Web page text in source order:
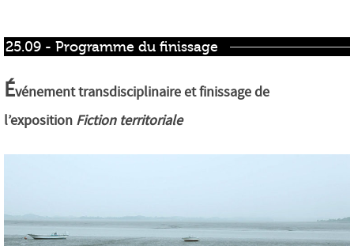
25.09 - Programme du finissage
Événement transdisciplinaire et finissage de
l’exposition Fiction territoriale